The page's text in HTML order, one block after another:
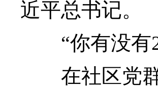
近平总书记。
“你有没有
在社区党群